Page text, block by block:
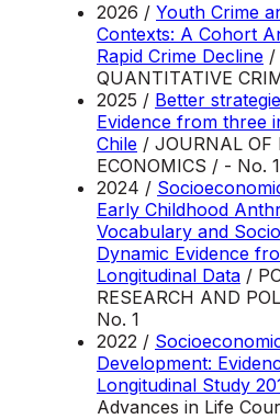
2026 / Youth Crime
Contexts: A Cohort
Rapid Crime Decline /
QUANTITATIVE
2025 / Better
Evidence from three
Chile / JOURNAL OF
ECONOMICS / - No.
2024 /
Early Childhood
Vocabulary and
Dynamic Evidence
Longitudinal Data /
RESEARCH AND
No. 1
2022 /
Development:
Longitudinal Study
Advances in Life